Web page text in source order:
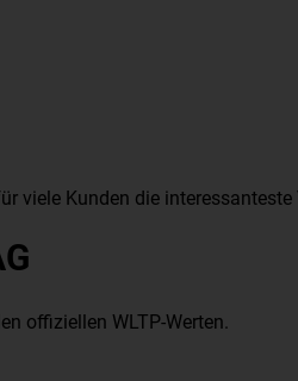
viele Kunden die interessanteste
offiziellen WLTP-Werten.